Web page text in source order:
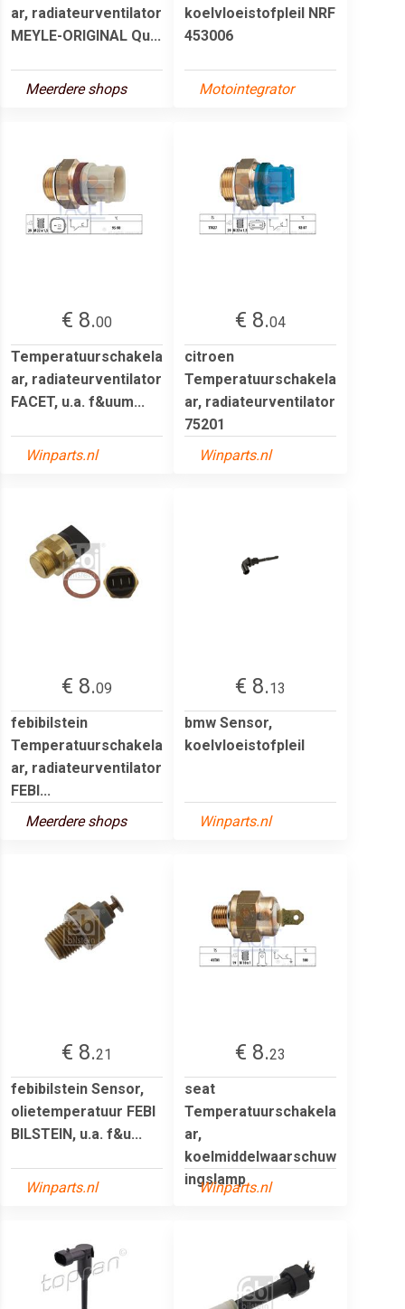
ar, radiateurventilator
MEYLE-ORIGINAL Qu...
Meerdere shops
koelvloeistofpleil NRF
453006
Motointegrator
€ 8.00
Temperatuurschakela
ar, radiateurventilator
FACET, u.a. f&uum...
Winparts.nl
€ 8.04
citroen
Temperatuurschakela
ar, radiateurventilator
75201
Winparts.nl
€ 8.09
febibilstein
Temperatuurschakela
ar, radiateurventilator
FEBI...
Meerdere shops
€ 8.13
bmw Sensor,
koelvloeistofpleil
Winparts.nl
€ 8.21
febibilstein Sensor,
olietemperatuur FEBI
BILSTEIN, u.a. f&u...
Winparts.nl
€ 8.23
seat
Temperatuurschakela
ar,
koelmiddelwaarschuw
ingslamp
Winparts.nl